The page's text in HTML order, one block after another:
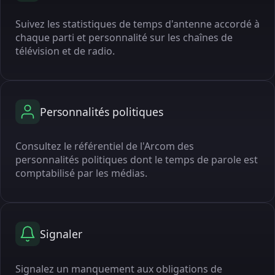
Suivez les statistiques de temps d'antenne accordé à
chaque parti et personnalité sur les chaînes de
télévision et de radio.
Personnalités politiques
Consultez le référentiel de l'Arcom des
personnalités politiques dont le temps de parole est
comptabilisé par les médias.
Signaler
Signalez un manquement aux obligations de